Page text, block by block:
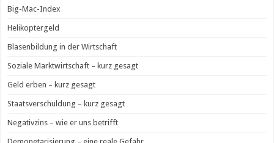
Big-Mac-Index
Helikoptergeld
Blasenbildung in der Wirtschaft
Soziale Marktwirtschaft – kurz gesagt
Geld erben – kurz gesagt
Staatsverschuldung – kurz gesagt
Negativzins – wie er uns betrifft